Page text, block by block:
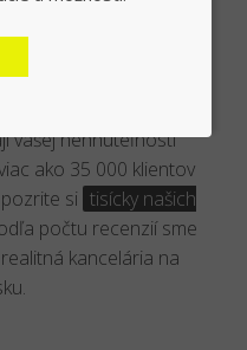
reálnymi
vašej nehnuteľnosti
ako 35 000 klientov
si tisícky našich
počtu recenzií sme
kancelária na